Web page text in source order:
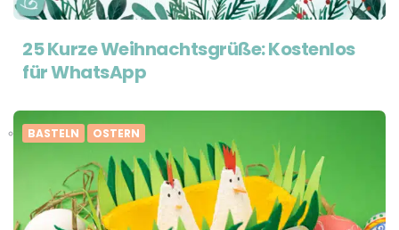
25 Kurze Weihnachtsgrüße: Kostenlos
für WhatsApp
BASTELN OSTERN